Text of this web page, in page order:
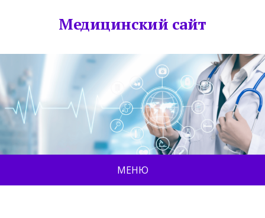
Медицинский сайт
МЕНЮ